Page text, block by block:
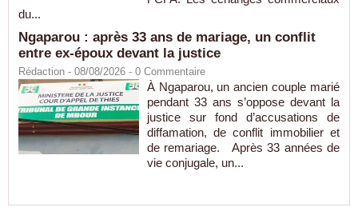
du...
Ngaparou : après 33 ans de mariage, un conflit
entre ex-époux devant la justice
Rédaction - 08/08/2026 - 0 Commentaire
À Ngaparou, un ancien couple marié
pendant 33 ans s’oppose devant la
justice sur fond d’accusations de
diffamation, de conflit immobilier et
de remariage. Après 33 années de
vie conjugale, un...